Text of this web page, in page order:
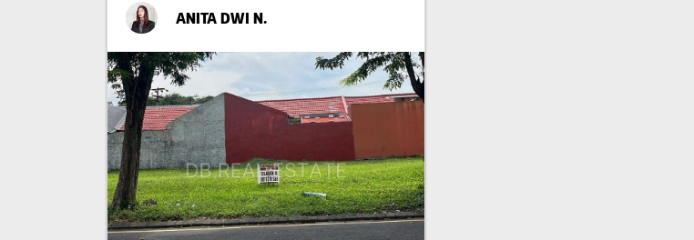
ANITA DWI N.